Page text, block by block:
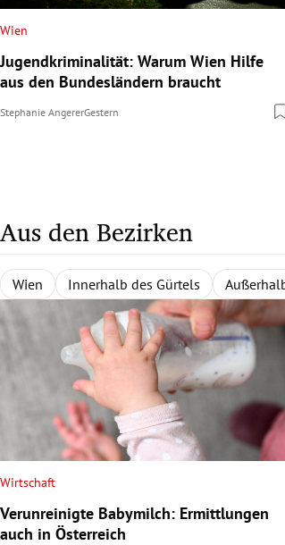
Wien
Jugendkriminalität: Warum Wien Hilfe
aus den Bundesländern braucht
Stephanie AngererGestern
Aus den Bezirken
Wien Innerhalb des Gürtels
Wirtschaft
Verunreinigte Babymilch: Ermittlungen
auch in Österreich